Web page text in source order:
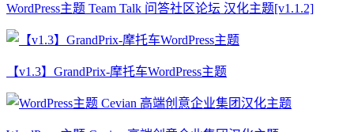
WordPress主题 Team Talk 问答社区论坛 汉化主题[v1.1.2]
【v1.3】GrandPrix-摩托车WordPress主题